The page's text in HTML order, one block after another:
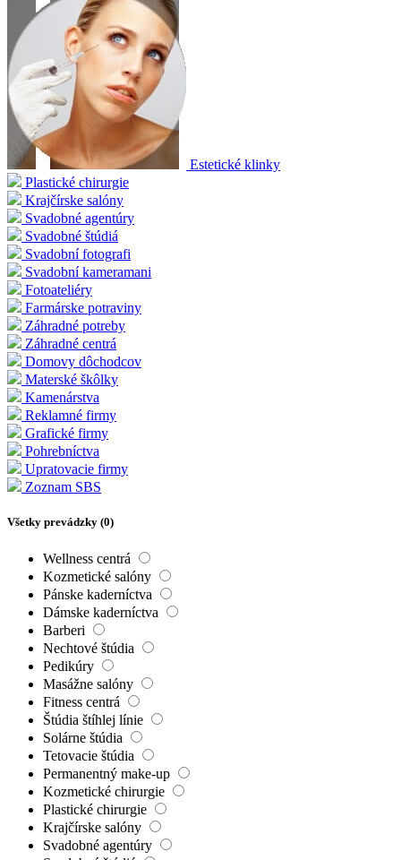
Estetické klinky
Plastické chirurgie
Krajčírske salóny
Svadobné agentúry
Svadobné štúdiá
Svadobní fotografi
Svadobní kameramani
Fotoateliéry
Farmárske potraviny
Záhradné potreby
Záhradné centrá
Domovy dôchodcov
Materské škôlky
Kamenárstva
Reklamné firmy
Grafické firmy
Pohrebníctva
Upratovacie firmy
Zoznam SBS
Všetky prevádzky (0)
Wellness centrá
Kozmetické salóny
Pánske kaderníctva
Dámske kaderníctva
Barberi
Nechtové štúdia
Pedikúry
Masážne salóny
Fitness centrá
Štúdia štíhlej línie
Solárne štúdia
Tetovacie štúdia
Permanentný make-up
Kozmetické chirurgie
Plastické chirurgie
Krajčírske salóny
Svadobné agentúry